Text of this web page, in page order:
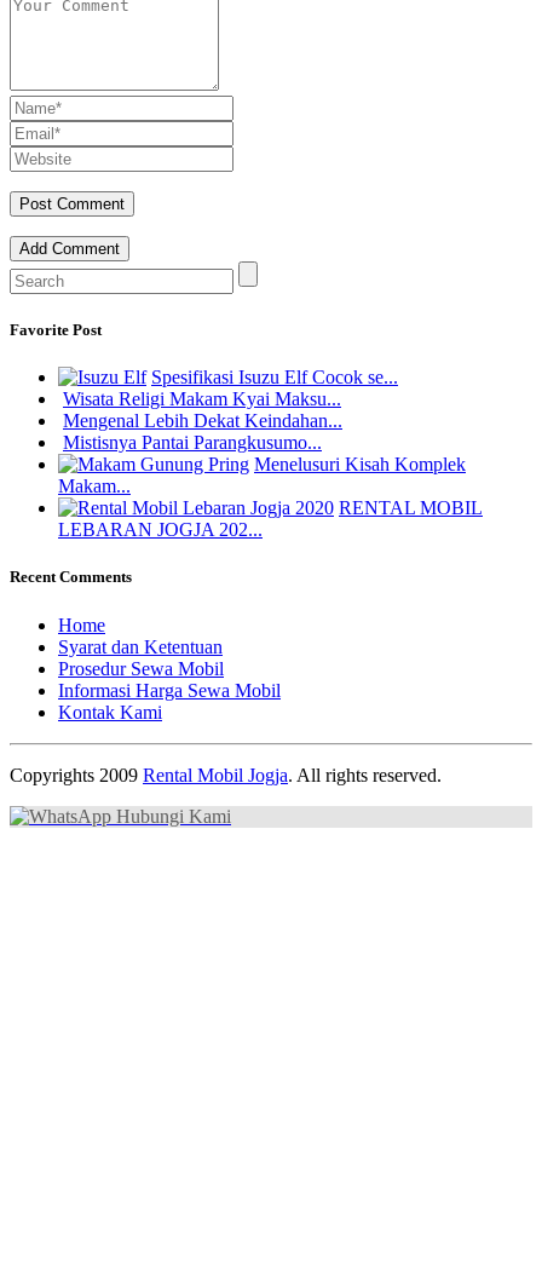
Add Comment
Favorite Post
Spesifikasi Isuzu Elf Cocok se...
Wisata Religi Makam Kyai Maksu...
Mengenal Lebih Dekat Keindahan...
Mistisnya Pantai Parangkusumo...
Menelusuri Kisah Komplek
Makam...
RENTAL MOBIL
LEBARAN JOGJA 202...
Recent Comments
Home
Syarat dan Ketentuan
Prosedur Sewa Mobil
Informasi Harga Sewa Mobil
Kontak Kami
Copyrights 2009 Rental Mobil Jogja. All rights reserved.
Hubungi Kami